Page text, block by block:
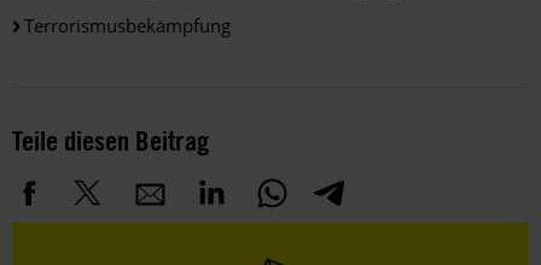
Terrorismusbekämpfung
Teile diesen Beitrag